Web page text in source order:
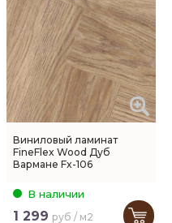
Виниловый ламинат
FineFlex Wood Дуб
Вармане Fx-106
В наличии
1 299 руб / м2